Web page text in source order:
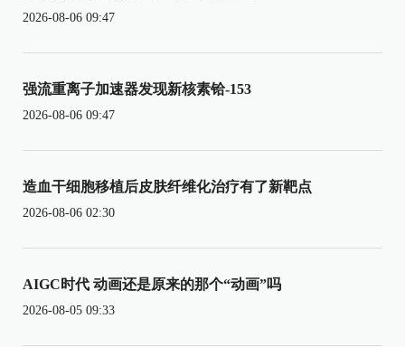
2026-08-06 09:47
强流重离子加速器发现新核素铪-153
2026-08-06 09:47
造血干细胞移植后皮肤纤维化治疗有了新靶点
2026-08-06 02:30
AIGC时代 动画还是原来的那个“动画”吗
2026-08-05 09:33